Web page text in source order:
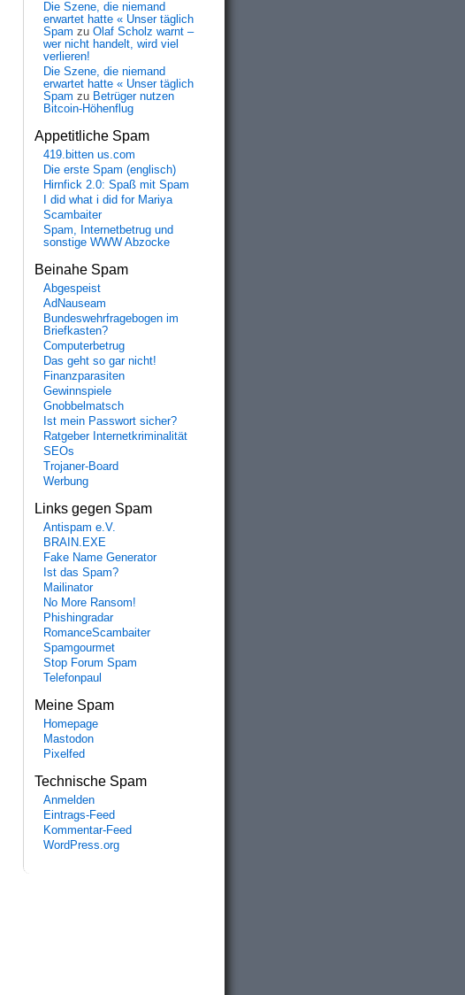
Die Szene, die niemand
erwartet hatte « Unser täglich
Spam zu Olaf Scholz warnt –
wer nicht handelt, wird viel
verlieren!
Die Szene, die niemand
erwartet hatte « Unser täglich
Spam zu Betrüger nutzen
Bitcoin-Höhenflug
Appetitliche Spam
419.bitten us.com
Die erste Spam (englisch)
Hirnfick 2.0: Spaß mit Spam
I did what i did for Mariya
Scambaiter
Spam, Internetbetrug und
sonstige WWW Abzocke
Beinahe Spam
Abgespeist
AdNauseam
Bundeswehrfragebogen im
Briefkasten?
Computerbetrug
Das geht so gar nicht!
Finanzparasiten
Gewinnspiele
Gnobbelmatsch
Ist mein Passwort sicher?
Ratgeber Internetkriminalität
SEOs
Trojaner-Board
Werbung
Links gegen Spam
Antispam e.V.
BRAIN.EXE
Fake Name Generator
Ist das Spam?
Mailinator
No More Ransom!
Phishingradar
RomanceScambaiter
Spamgourmet
Stop Forum Spam
Telefonpaul
Meine Spam
Homepage
Mastodon
Pixelfed
Technische Spam
Anmelden
Eintrags-Feed
Kommentar-Feed
WordPress.org